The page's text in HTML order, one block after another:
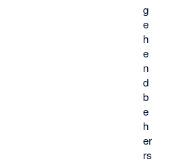
g
e
h
e
n
d
b
e
h
er
rs